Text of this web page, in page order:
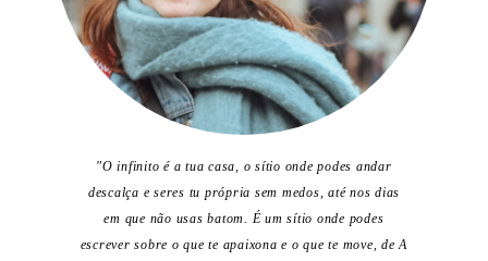
"O infinito é a tua casa, o sítio onde podes andar
descalça e seres tu própria sem medos, até nos dias
em que não usas batom. É um sítio onde podes
escrever sobre o que te apaixona e o que te move, de A